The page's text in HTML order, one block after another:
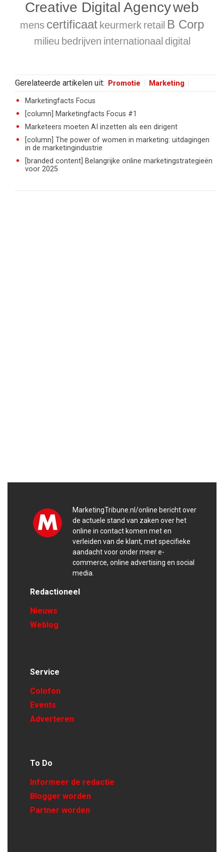
Creative Digital Agencyweb
mens certificaat keurmerk retail B Corp
milieu bedrijven internationaal digital
Gerelateerde artikelen uit: Promotie Marketing
Marketingfacts Focus
[column] Marketingfacts Focus #1
Marketeers moeten AI inzetten als een dirigent
[column] The power of women in marketing: uitdagingen
in de marketingindustrie
[branded content] Belangrijke online marketingstrategieën
voor 2025
MarketingTribune.nl/online bericht over
de actuele stand van zaken over het
online in contact komen met en
verleiden van de klant, met specifieke
aandacht voor onder meer e-
commerce, online advertising en social
media.
Redactioneel
Nieuws
Weblog
Service
Colofon
Events
Adverteren
To Do
Informeer de redactie
Blogger worden
Partner worden